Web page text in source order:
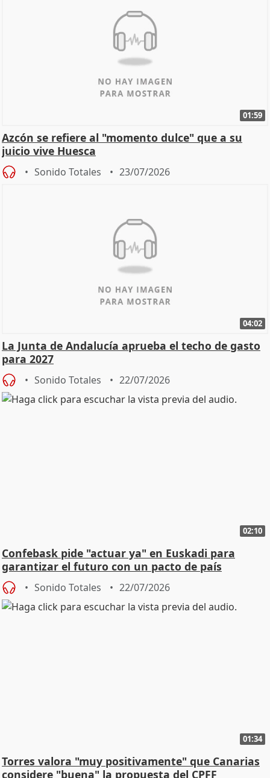
01:59
Azcón se refiere al "momento dulce" que a su
juicio vive Huesca
Sonido Totales 23/07/2026
04:02
La Junta de Andalucía aprueba el techo de gasto
para 2027
Sonido Totales 22/07/2026
02:10
Confebask pide "actuar ya" en Euskadi para
garantizar el futuro con un pacto de país
Sonido Totales 22/07/2026
01:34
Torres valora "muy positivamente" que Canarias
considere "buena" la propuesta del CPFF